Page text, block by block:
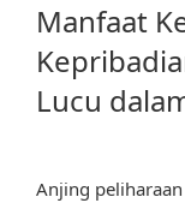
Manfaat
Lucu
Anjing